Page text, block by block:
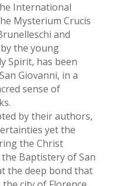
International
Mysterium Crucis
and
the young
Spirit, has been
Giovanni, in a
sense of
by their authors,
yet the
the Christ
Baptistery of San
the deep bond that